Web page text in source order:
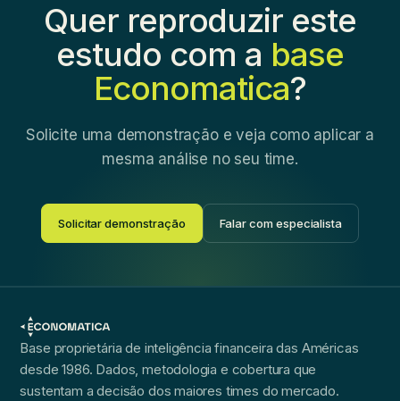
Quer reproduzir este
estudo com a base
Economatica?
Solicite uma demonstração e veja como aplicar a
mesma análise no seu time.
Solicitar demonstração Falar com especialista
Base proprietária de inteligência financeira das Américas
desde 1986. Dados, metodologia e cobertura que
sustentam a decisão dos maiores times do mercado.